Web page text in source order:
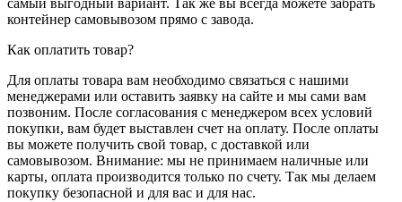
самый выгодный вариант. Так же вы всегда можете забрать
контейнер самовывозом прямо с завода.
Как оплатить товар?
Для оплаты товара вам необходимо связаться с нашими
менеджерами или оставить заявку на сайте и мы сами вам
позвоним. После согласования с менеджером всех условий
покупки, вам будет выставлен счет на оплату. После оплаты
вы можете получить свой товар, с доставкой или
самовывозом. Внимание: мы не принимаем наличные или
карты, оплата производится только по счету. Так мы делаем
покупку безопасной и для вас и для нас.